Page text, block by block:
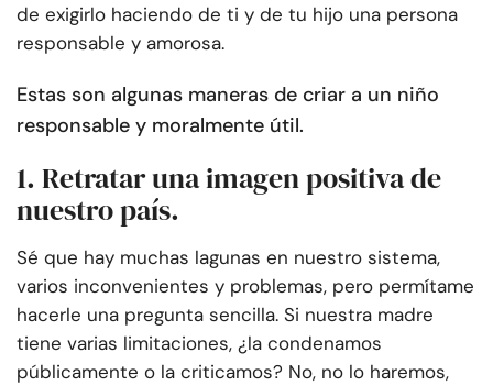
de exigirlo haciendo de ti y de tu hijo una persona
responsable y amorosa.
Estas son algunas maneras de criar a un niño
responsable y moralmente útil.
1. Retratar una imagen positiva de
nuestro país.
Sé que hay muchas lagunas en nuestro sistema,
varios inconvenientes y problemas, pero permítame
hacerle una pregunta sencilla. Si nuestra madre
tiene varias limitaciones, ¿la condenamos
públicamente o la criticamos? No, no lo haremos,